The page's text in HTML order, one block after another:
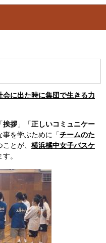
会に出た時に集団で生きる力
挨拶 」「正しいコミュニケー
事を学ぶために「チームのた
とが、 横浜橘中女子バスケ
。